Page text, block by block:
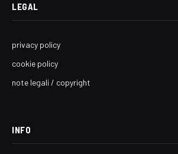
LEGAL
privacy policy
cookie policy
note legali / copyright
INFO